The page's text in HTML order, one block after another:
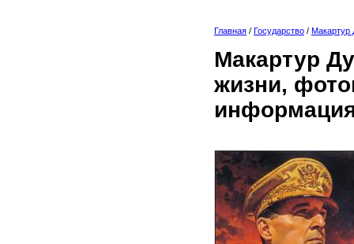
Главная / Государство / Макартур
Макартур
жизни,